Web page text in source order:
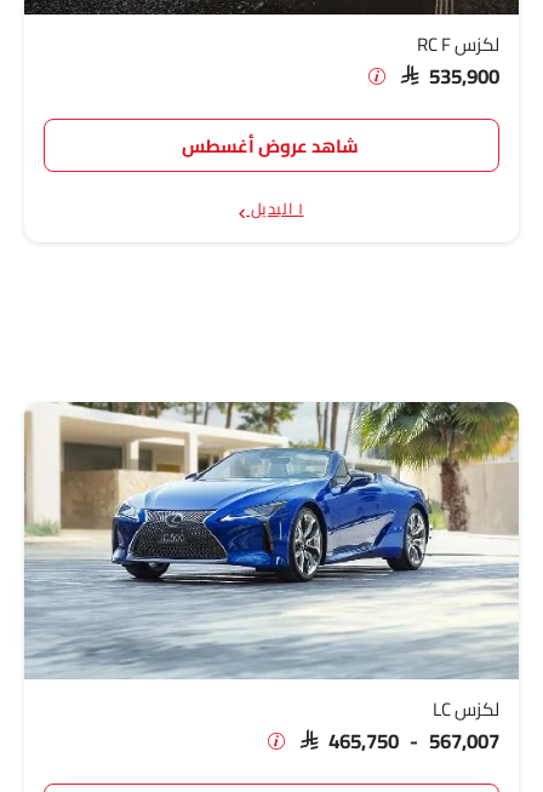
لكزس RC F
SAR 535,900
شاهد عروض أغسطس
١ البديل
لكزس LC
SAR 465,750 - 567,007